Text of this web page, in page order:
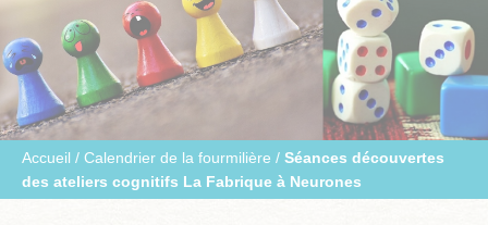
Accueil / Calendrier de la fourmilière / Séances découvertes
des ateliers cognitifs La Fabrique à Neurones